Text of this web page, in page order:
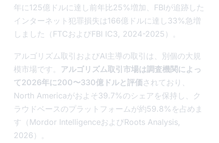
年に125億ドルに達し前年比25%増加、FBIが追跡した
インターネット犯罪損失は166億ドルに達し33%急増
しました（FTCおよびFBI IC3, 2024-2025）。
アルゴリズム取引およびAI主導の取引は、別個の大規
模市場です。 アルゴリズム取引市場は調査機関によっ
て2026年に200〜330億ドルと評価されており、
North Americaがおよそ39.7%のシェアを保持し、ク
ラウドベースのプラットフォームが約59.8%を占めま
す（Mordor IntelligenceおよびRoots Analysis,
2026）。